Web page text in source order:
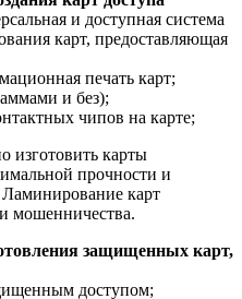
и доступная система
карт, предоставляющая
печать карт;
и без);
чипов на карте;
карты
прочности и
Ламинирование карт
мошенничества.
защищенных карт,
доступом;